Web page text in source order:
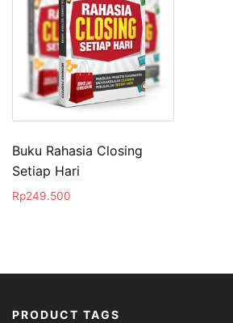
Buku Rahasia Closing
Setiap Hari
Rp249.500
PRODUCT TAGS